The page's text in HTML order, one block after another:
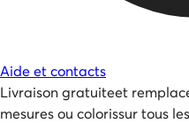
Aide et contacts
Livraison gratuiteet
mesures ou colorissur tous